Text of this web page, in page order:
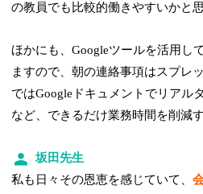
の教員でも比較的働きやすいかと思
ほかにも、Googleツールを活用し
ますので、朝の連絡事項はスプレ
ではGoogleドキュメントでリアル
など、できるだけ業務時間を削減
坂田先生
私も日々その恩恵を感じていて、